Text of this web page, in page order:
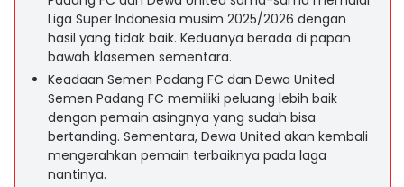
Liga Super Indonesia musim 2025/2026 dengan
hasil yang tidak baik. Keduanya berada di papan
bawah klasemen sementara.
Keadaan Semen Padang FC dan Dewa United
Semen Padang FC memiliki peluang lebih baik
dengan pemain asingnya yang sudah bisa
bertanding. Sementara, Dewa United akan kembali
mengerahkan pemain terbaiknya pada laga
nantinya.